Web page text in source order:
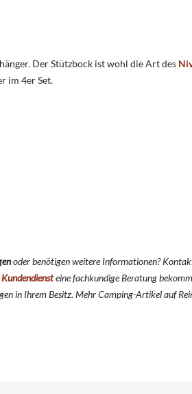
Der Stützbock ist wohl die Art des
im 4er Set.
oder benötigen weitere Informationen?
Kundendiensteine fachkundige Beratung
in Ihrem Besitz. Mehr Camping-Artikel auf